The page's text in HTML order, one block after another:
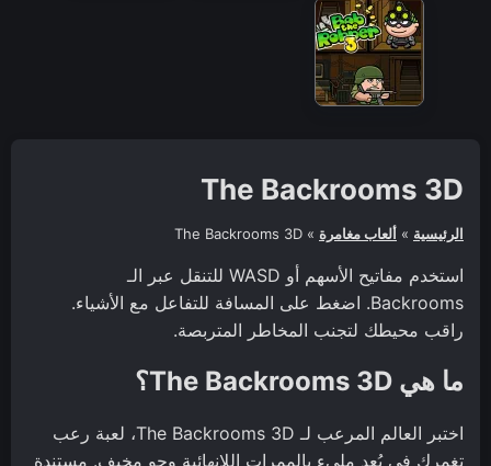
The Backrooms 3D
الرئيسية » ألعاب مغامرة »
The Backrooms 3D
استخدم مفاتيح الأسهم أو WASD للتنقل عبر الـ
Backrooms. اضغط على المسافة للتفاعل مع الأشياء.
راقب محيطك لتجنب المخاطر المتربصة.
ما هي The Backrooms 3D؟
اختبر العالم المرعب لـ The Backrooms 3D، لعبة رعب
تغمرك في بُعد مليء بالممرات اللانهائية وجو مخيف. مستندة